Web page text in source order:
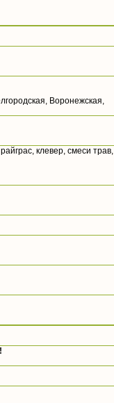
Воронежская,
клевер, смеси трав,